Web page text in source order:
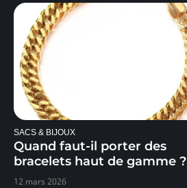
SACS & BIJOUX
Quand faut-il porter des
bracelets haut de gamme ?
12 mars 2026